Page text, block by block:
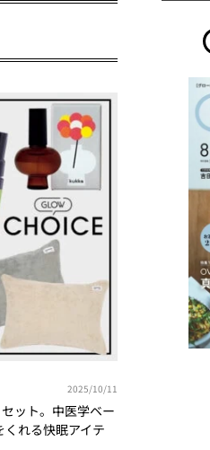
2025/10/11
ット。中医学ベー
れる快眠アイテ